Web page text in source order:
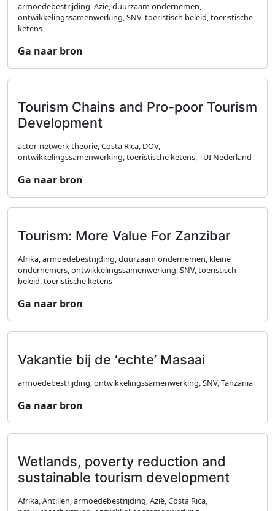
armoedebestrijding, Azië, duurzaam ondernemen,
ontwikkelingssamenwerking, SNV, toeristisch beleid, toeristische
ketens
Ga naar bron
Tourism Chains and Pro-poor Tourism
Development
actor-netwerk theorie, Costa Rica, DOV,
ontwikkelingssamenwerking, toeristische ketens, TUI Nederland
Ga naar bron
Tourism: More Value For Zanzibar
Afrika, armoedebestrijding, duurzaam ondernemen, kleine
ondernemers, ontwikkelingssamenwerking, SNV, toeristisch
beleid, toeristische ketens
Ga naar bron
Vakantie bij de ‘echte’ Masaai
armoedebestrijding, ontwikkelingssamenwerking, SNV, Tanzania
Ga naar bron
Wetlands, poverty reduction and
sustainable tourism development
Afrika, Antillen, armoedebestrijding, Azië, Costa Rica,